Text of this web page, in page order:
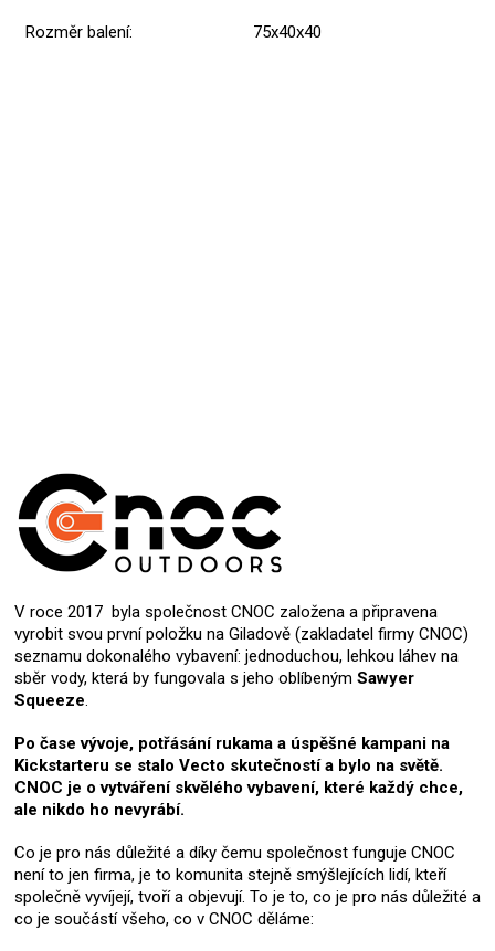
Rozměr balení: 75x40x40
V roce 2017 byla společnost CNOC založena a připravena
vyrobit svou první položku na Giladově (zakladatel firmy CNOC)
seznamu dokonalého vybavení: jednoduchou, lehkou láhev na
sběr vody, která by fungovala s jeho oblíbeným Sawyer
Squeeze.
Po čase vývoje, potřásání rukama a úspěšné kampani na
Kickstarteru se stalo Vecto skutečností a bylo na světě.
CNOC je o vytváření skvělého vybavení, které každý chce,
ale nikdo ho nevyrábí.
Co je pro nás důležité a díky čemu společnost funguje CNOC
není to jen firma, je to komunita stejně smýšlejících lidí, kteří
společně vyvíjejí, tvoří a objevují. To je to, co je pro nás důležité a
co je součástí všeho, co v CNOC děláme: